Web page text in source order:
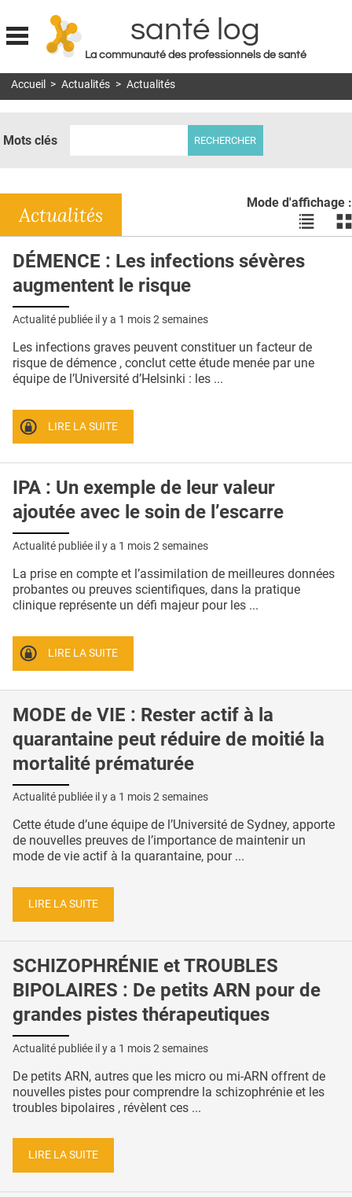
Jump to navigation
santé log
La communauté des professionnels de santé
MON COMPTE
DOSSIERS
RÉSEAUX
E-REVUE SAD
THÉMA
QUI SOMMES-NOUS ?
CONDITIONS GÉNÉRALES
CRÉDITS
Accueil > Actualités > Actualités
Mots clés
Mode d'affichage :
Voir
les
en
les
Actualités
DÉMENCE : Les infections sévères
augmentent le risque
Actualité publiée il y a 1 mois 2 semaines
Les infections graves peuvent constituer un facteur de
risque de démence , conclut cette étude menée par une
équipe de l’Université d’Helsinki : les ...
LIRE LA SUITE
IPA : Un exemple de leur valeur
ajoutée avec le soin de l’escarre
Actualité publiée il y a 1 mois 2 semaines
La prise en compte et l’assimilation de meilleures données
probantes ou preuves scientifiques, dans la pratique
clinique représente un défi majeur pour les ...
LIRE LA SUITE
MODE de VIE : Rester actif à la
quarantaine peut réduire de moitié la
mortalité prématurée
Actualité publiée il y a 1 mois 2 semaines
Cette étude d’une équipe de l’Université de Sydney, apporte
de nouvelles preuves de l’importance de maintenir un
mode de vie actif à la quarantaine, pour ...
LIRE LA SUITE
SCHIZOPHRÉNIE et TROUBLES
BIPOLAIRES : De petits ARN pour de
grandes pistes thérapeutiques
Actualité publiée il y a 1 mois 2 semaines
De petits ARN, autres que les micro ou mi-ARN offrent de
nouvelles pistes pour comprendre la schizophrénie et les
troubles bipolaires , révèlent ces ...
LIRE LA SUITE